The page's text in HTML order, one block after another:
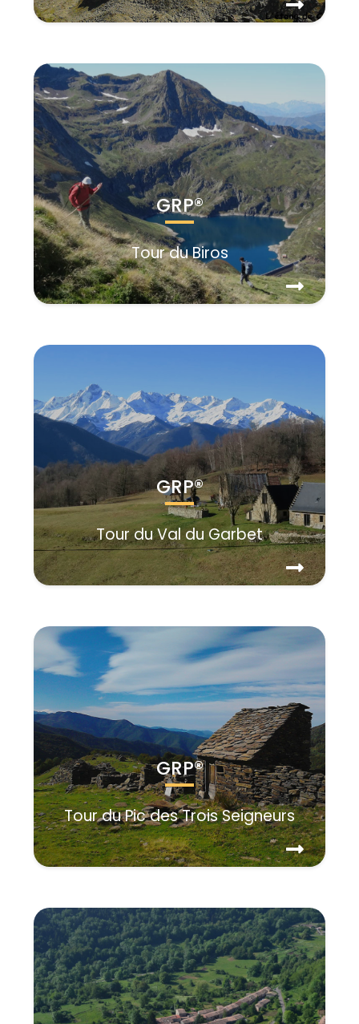
GRP®
Tour du Biros
GRP®
Tour du Val du Garbet
GRP®
Tour du Pic des Trois Seigneurs